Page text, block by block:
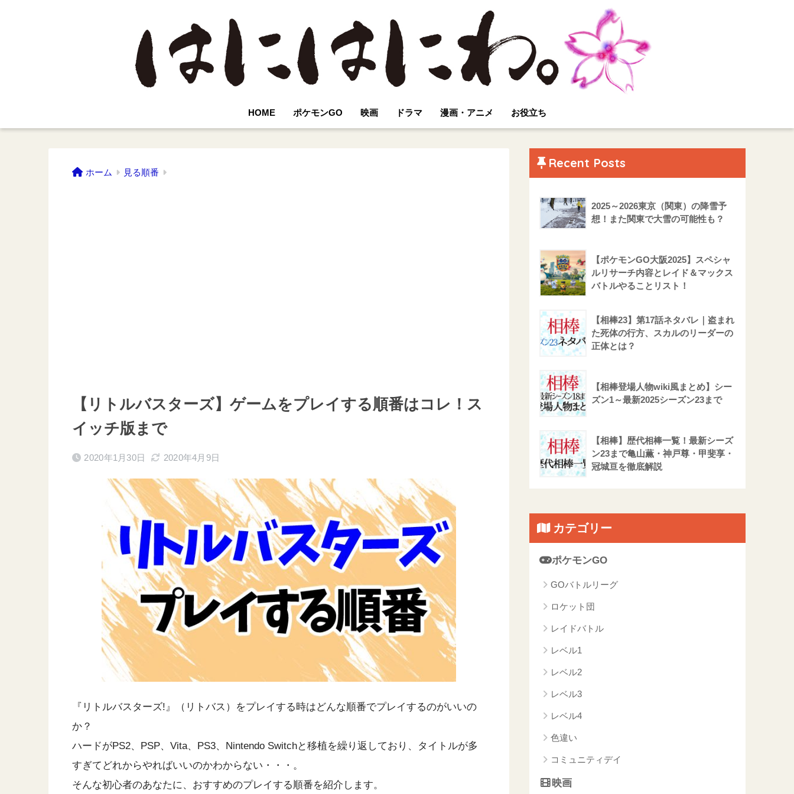
HOME ポケモンGO 映画 ドラマ 漫画・アニメ お役立ち
ホーム 見る順番
【リトルバスターズ】ゲームをプレイする順番はコレ！ス
イッチ版まで
2020年1月30日 2020年4月9日
『リトルバスターズ!』（リトバス）をプレイする時はどんな順番でプレイするのがいいの
か？
ハードがPS2、PSP、Vita、PS3、Nintendo Switchと移植を繰り返しており、タイトルが多
すぎてどれからやればいいのかわからない・・・。
そんな初心者のあなたに、おすすめのプレイする順番を紹介します。
Recent Posts
2025～2026東京（関東）の降雪予
想！また関東で大雪の可能性も？
【ポケモンGO大阪2025】スペシャ
ルリサーチ内容とレイド＆マックス
バトルやることリスト！
【相棒23】第17話ネタバレ｜盗まれ
た死体の行方、スカルのリーダーの
正体とは？
【相棒登場人物wiki風まとめ】シー
ズン1～最新2025シーズン23まで
【相棒】歴代相棒一覧！最新シーズ
ン23まで亀山薫・神戸尊・甲斐享・
冠城亘を徹底解説
カテゴリー
ポケモンGO
GOバトルリーグ
ロケット団
レイドバトル
レベル1
レベル2
レベル3
レベル4
色違い
コミュニティデイ
映画